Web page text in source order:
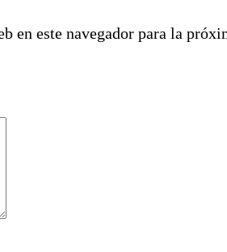
en este navegador para la